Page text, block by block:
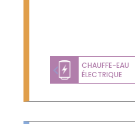
CHAUFFE-EAU
ÉLECTRIQUE
Previous